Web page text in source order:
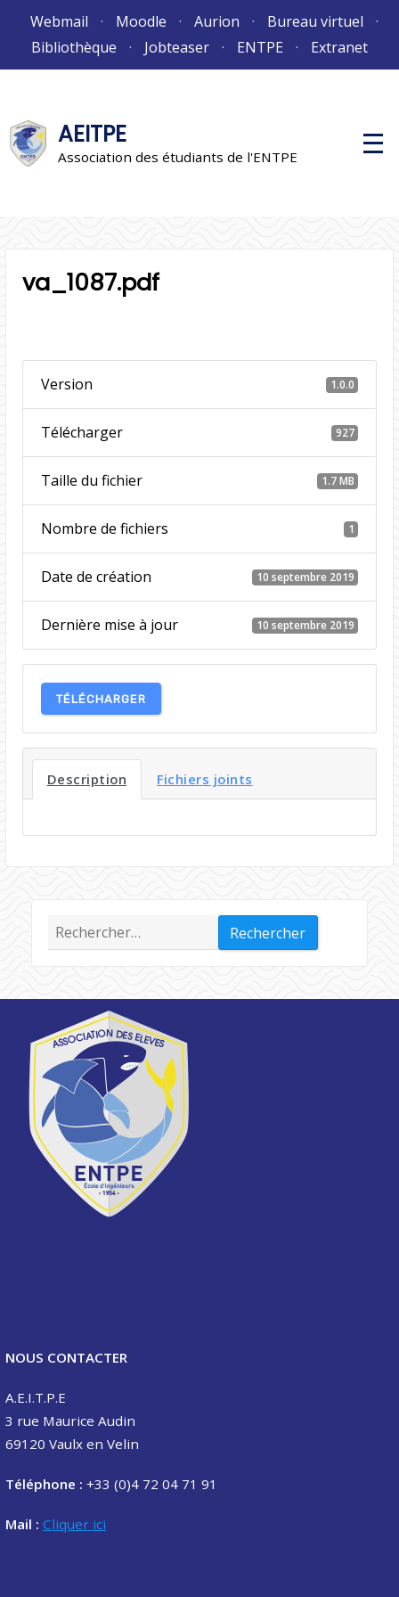
Webmail Moodle Aurion
Bureau virtuel
Bibliothèque
Jobteaser ENTPE Extranet
AEITPE
Association des étudiants de l'ENTPE
M
e
va_1087.pdf
Version 1.0.0
Télécharger 927
Taille du fichier 1.7 MB
Nombre de fichiers 1
Date de création 10 septembre 2019
Dernière mise à jour 10 septembre 2019
TÉLÉCHARGER
Description Fichiers joints
Rechercher :
NOUS CONTACTER
A.E.I.T.P.E
3 rue Maurice Audin
69120 Vaulx en Velin
Téléphone : +33 (0)4 72 04 71 91
Mail : Cliquer ici